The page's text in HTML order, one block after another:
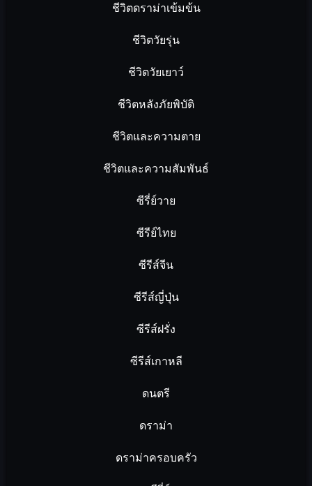
ชีวิตดราม่าเข้มข้น
ชีวิตวัยรุ่น
ชีวิตวัยเยาว์
ชีวิตหลังภัยพิบัติ
ชีวิตและความตาย
ชีวิตและความสัมพันธ์
ซีรี่ย์วาย
ซีรีย์ไทย
ซีรีส์จีน
ซีรีส์ญี่ปุ่น
ซีรีส์ฝรั่ง
ซีรีส์เกาหลี
ดนตรี
ดราม่า
ดราม่าครอบครัว